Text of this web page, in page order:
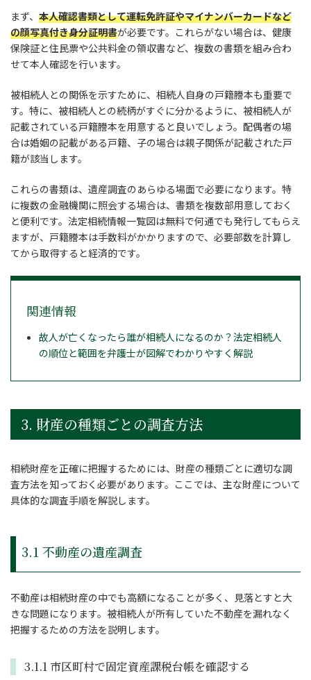
まず、 本人確認書類として運転免許証やマイナンバーカードなど
の顔写真付き身分証明書が必要です。これらがない場合は、健康
保険証と住民票や公共料金の領収書など、複数の書類を組み合わ
せて本人確認を行います。
被相続人との関係を示すために、相続人自身の戸籍謄本も重要で
す。特に、被相続人との続柄がすぐに分かるように、被相続人が
記載されている戸籍謄本を用意すると良いでしょう。配偶者の場
合は婚姻の記載がある戸籍、子の場合は親子関係が記載された戸
籍が該当します。
これらの書類は、遺産調査のあらゆる場面で必要になります。特
に複数の金融機関に照会する場合は、書類を複数部用意しておく
と便利です。法定相続情報一覧図は無料で何通でも発行してもらえ
ますが、戸籍謄本は手数料がかかりますので、必要部数を計算し
てから取得すると経済的です。
関連情報
故人が亡くなったら誰が相続人になるのか？法定相続人
の順位と範囲を弁護士が図解でわかりやすく解説
3. 財産の種類ごとの調査方法
相続財産を正確に把握するためには、財産の種類ごとに適切な調
査方法を知っておく必要があります。ここでは、主な財産について
具体的な調査手順を解説します。
3.1 不動産の遺産調査
不動産は相続財産の中でも高額になることが多く、見落とすと大
きな問題になります。被相続人が所有していた不動産を漏れなく
把握するための方法を説明します。
3.1.1 市区町村で固定資産課税台帳を確認する